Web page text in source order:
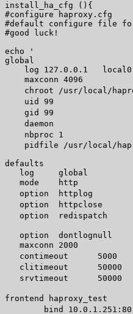
install_ha_cfg (){
#configure haproxy.cfg
#default configure file for
#good luck!
echo '
global
    log 127.0.0.1   local0
maxconn 4096
chroot /usr/local/
uid 99
gid 99
daemon
nbproc 1
pidfile /usr/local/
defaults
   log     global
mode    http
option  httplog
option  httpclose
option  redispatch
   option  dontlognull
maxconn 2000
contimeout      5000
clitimeout      50000
srvtimeout      50000
frontend haproxy_test
bind 10.0.1.251:80